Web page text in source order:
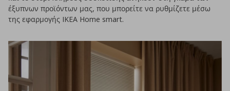
έξυπνων προϊόντων μας, που μπορείτε να ρυθμίζετε μέσω
της εφαρμογής IKEA Home smart.